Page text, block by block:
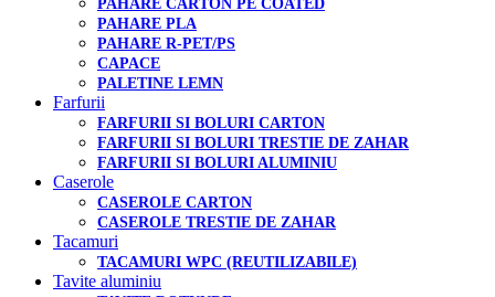
PAHARE CARTON PE COATED
PAHARE PLA
PAHARE R-PET/PS
CAPACE
PALETINE LEMN
Farfurii
FARFURII SI BOLURI CARTON
FARFURII SI BOLURI TRESTIE DE ZAHAR
FARFURII SI BOLURI ALUMINIU
Caserole
CASEROLE CARTON
CASEROLE TRESTIE DE ZAHAR
Tacamuri
TACAMURI WPC (REUTILIZABILE)
Tavite aluminiu